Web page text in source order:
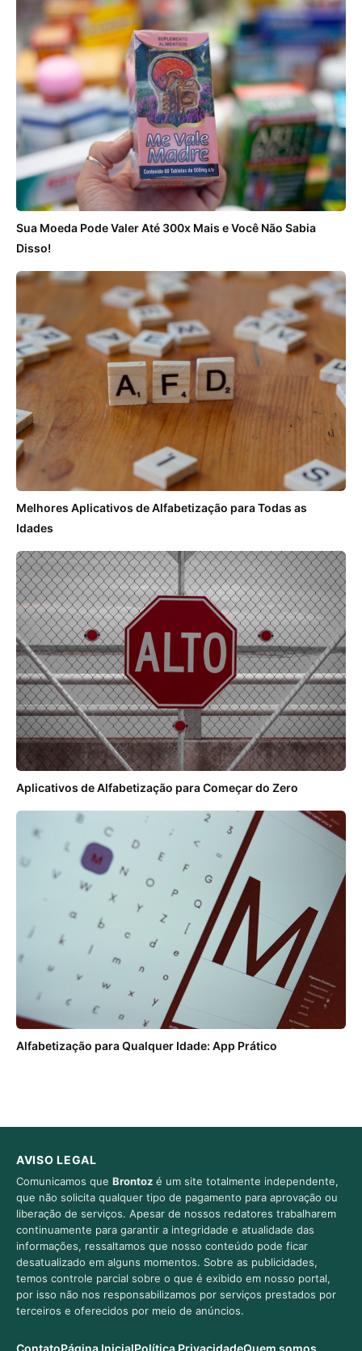
Sua Moeda Pode Valer Até 300x Mais e Você Não Sabia
Disso!
Melhores Aplicativos de Alfabetização para Todas as
Idades
Aplicativos de Alfabetização para Começar do Zero
Alfabetização para Qualquer Idade: App Prático
AVISO LEGAL
Comunicamos que Brontoz é um site totalmente independente,
que não solicita qualquer tipo de pagamento para aprovação ou
liberação de serviços. Apesar de nossos redatores trabalharem
continuamente para garantir a integridade e atualidade das
informações, ressaltamos que nosso conteúdo pode ficar
desatualizado em alguns momentos. Sobre as publicidades,
temos controle parcial sobre o que é exibido em nosso portal,
por isso não nos responsabilizamos por serviços prestados por
terceiros e oferecidos por meio de anúncios.